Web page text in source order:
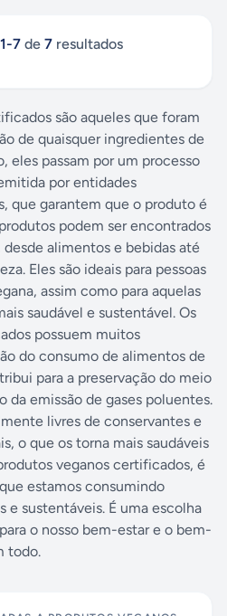
1-7de 7resultados
são aqueles que foram
de quaisquer ingredientes de
eles passam por um processo
por entidades
que garantem que o produto é
podem ser encontrados
alimentos e bebidas até
Eles são ideais para pessoas
assim como para aquelas
saudável e sustentável. Os
possuem muitos
do consumo de alimentos de
para a preservação do meio
da emissão de gases poluentes.
livres de conservantes e
o que os torna mais saudáveis
veganos certificados, é
estamos consumindo
sustentáveis. É uma escolha
o nosso bem-estar e o bem-
todo.